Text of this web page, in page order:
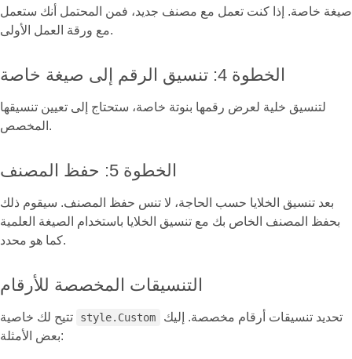
صيغة خاصة. إذا كنت تعمل مع مصنف جديد، فمن المحتمل أنك ستعمل
مع ورقة العمل الأولى.
الخطوة 4: تنسيق الرقم إلى صيغة خاصة
لتنسيق خلية لعرض رقمها بنوتة خاصة، ستحتاج إلى تعيين تنسيقها
المخصص.
الخطوة 5: حفظ المصنف
بعد تنسيق الخلايا حسب الحاجة، لا تنس حفظ المصنف. سيقوم ذلك
بحفظ المصنف الخاص بك مع تنسيق الخلايا باستخدام الصيغة العلمية
كما هو محدد.
التنسيقات المخصصة للأرقام
style.Custom
بعض الأمثلة: